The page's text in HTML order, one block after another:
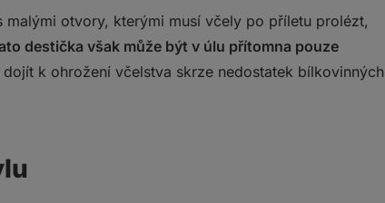
malými otvory, kterými musí včely po příletu prolézt,
destička však může být v úlu přítomna pouze
k ohrožení včelstva skrze nedostatek bílkovinných